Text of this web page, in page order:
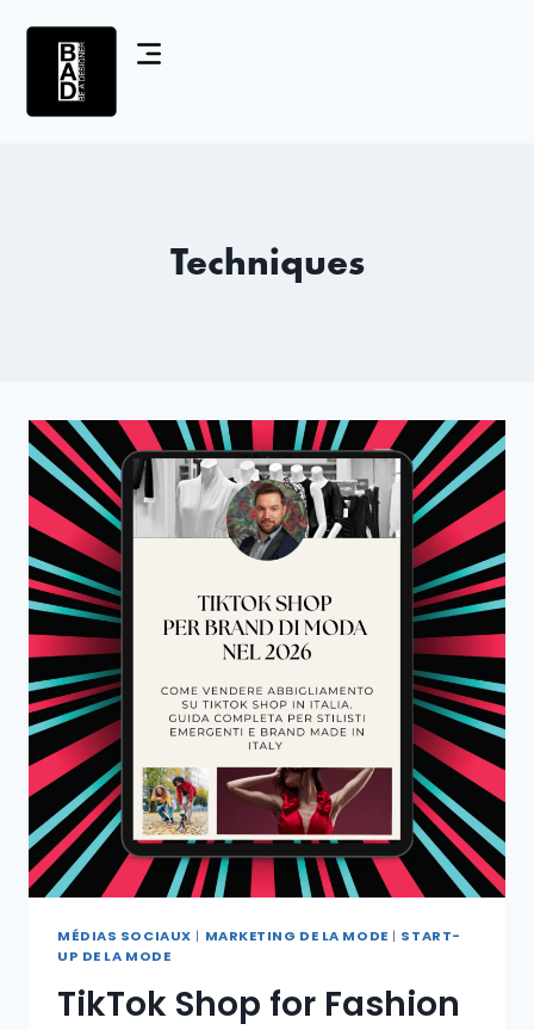
Techniques
MÉDIAS SOCIAUX | MARKETING DE LA MODE | START-
UP DE LA MODE
TikTok Shop for Fashion